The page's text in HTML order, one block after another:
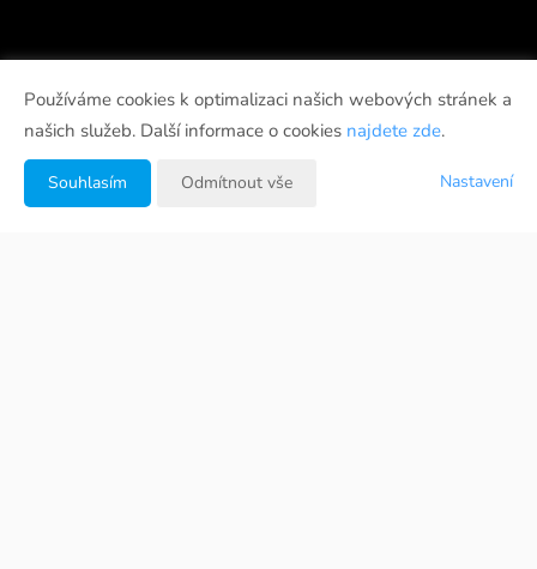
Používáme cookies k optimalizaci našich webových stránek a
našich služeb. Další informace o cookies najdete zde.
Souhlasím Odmítnout vše Nastavení